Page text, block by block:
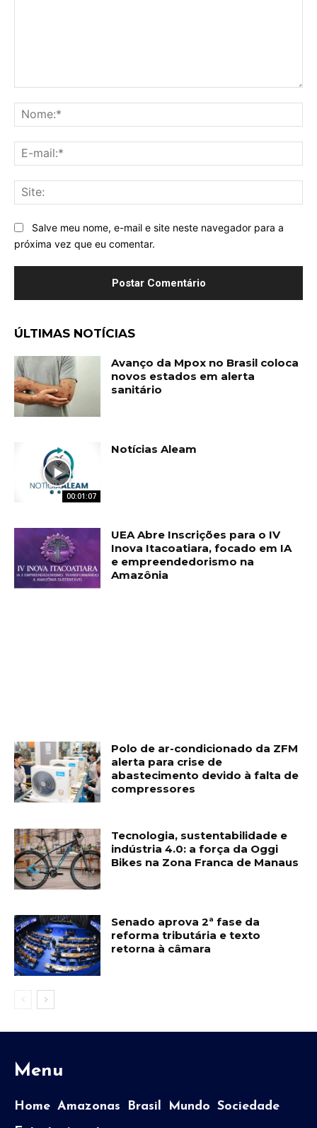
Salve meu nome, e-mail e site neste navegador para a
próxima vez que eu comentar.
ÚLTIMAS NOTÍCIAS
Avanço da Mpox no Brasil coloca
novos estados em alerta
sanitário
00:01:07
Notícias Aleam
UEA Abre Inscrições para o IV
Inova Itacoatiara, focado em IA
e empreendedorismo na
Amazônia
Polo de ar-condicionado da ZFM
alerta para crise de
abastecimento devido à falta de
compressores
Tecnologia, sustentabilidade e
indústria 4.0: a força da Oggi
Bikes na Zona Franca de Manaus
Senado aprova 2ª fase da
reforma tributária e texto
retorna à câmara
Menu
Home Amazonas Brasil Mundo Sociedade